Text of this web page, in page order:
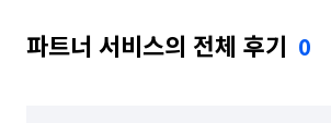
서울 도봉구 서울 동대문구 서울
파트너 서비스의 전체 후기 0